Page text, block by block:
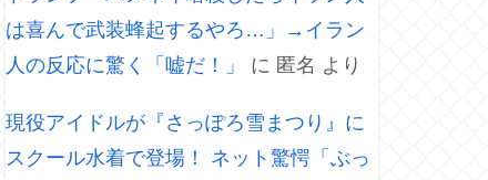
は喜んで武装蜂起するやろ…」→イラン
人の反応に驚く「嘘だ！」
に 匿名 より
現役アイドルが『さっぽろ雪まつり』に
スクール水着で登場！ ネット驚愕「ぶっ